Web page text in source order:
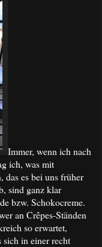
Immer, wenn ich nach
ich, was mit
das es bei uns früher
sind ganz klar
bzw. Schokocreme.
an Crêpes-Ständen
so erwartet,
sich in einer recht